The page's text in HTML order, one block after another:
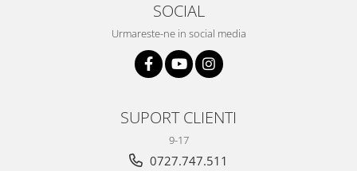
SOCIAL
Urmareste-ne in social media
SUPORT CLIENTI
9-17
0727.747.511